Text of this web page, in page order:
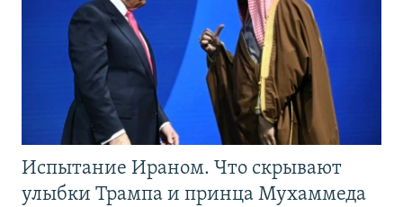
Испытание Ираном. Что скрывают
улыбки Трампа и принца Мухаммеда